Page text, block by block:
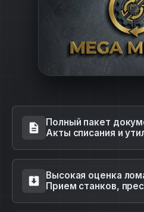
Полный пакет
Акты списания и
Высокая оценка
Прием станков,